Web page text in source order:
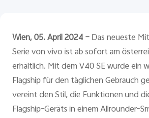
Österreich | Land/Region
Wien, 05. April 2024 –Das neueste
Serie von vivo ist ab sofort am
erhältlich. Mit dem V40 SE wurde ein
Flagship für den täglichen Gebrauch
vereint den Stil, die Funktionen und
Flagship-Geräts in einem Allrounder-